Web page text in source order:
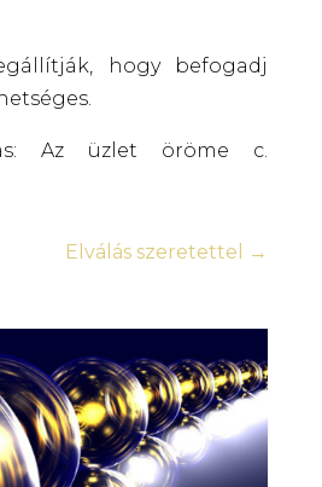
hogy befogadj
Az üzlet öröme c.
Elválás szeretettel →